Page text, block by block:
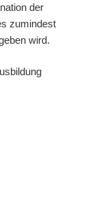
der
zumindest
wird.